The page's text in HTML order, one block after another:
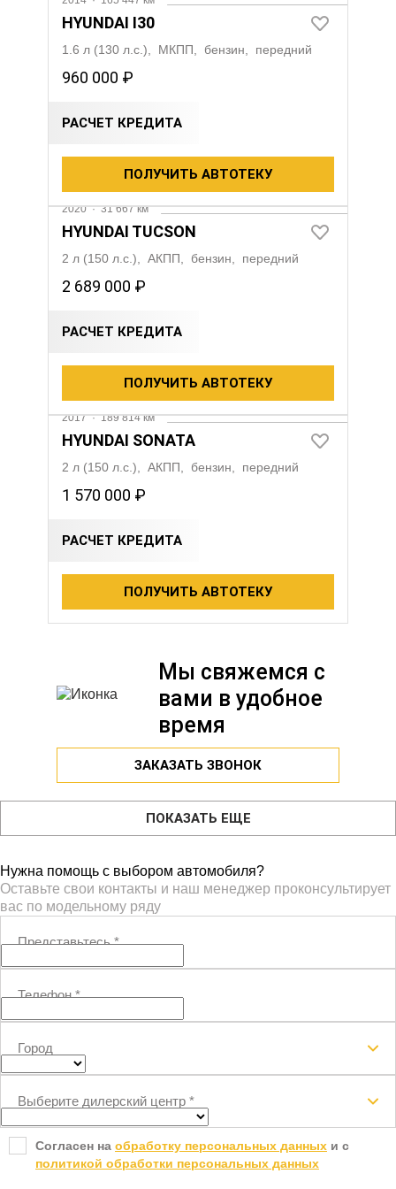
HYUNDAI I30
1.6 л (130 л.с.), МКПП, бензин, передний
960 000 ₽
РАСЧЕТ КРЕДИТА
ПОЛУЧИТЬ АВТОТЕКУ
2020·31 667 км
HYUNDAI TUCSON
2 л (150 л.с.), АКПП, бензин, передний
2 689 000 ₽
РАСЧЕТ КРЕДИТА
ПОЛУЧИТЬ АВТОТЕКУ
2017·189 814 км
HYUNDAI SONATA
2 л (150 л.с.), АКПП, бензин, передний
1 570 000 ₽
РАСЧЕТ КРЕДИТА
ПОЛУЧИТЬ АВТОТЕКУ
Мы свяжемся с
вами в удобное
время
ЗАКАЗАТЬ ЗВОНОК
ПОКАЗАТЬ ЕЩЕ
Нужна помощь с выбором автомобиля?
Оставьте свои контакты и наш менеджер проконсультирует
вас по модельному ряду
Представьтесь*
Телефон*
Город
Выберите дилерский центр *
Согласен на обработку персональных данных и c
политикой обработки персональных данных